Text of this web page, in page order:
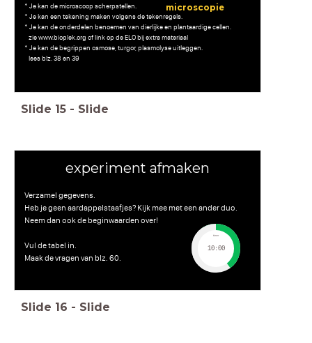
* Je kan de microscoop scherpstellen.
* Je kan een tekening maken volgens de tekenregels.
* Je kan de onderdelen benoemen van dierlijke en plantaardige cellen.
zie www.bioplek.org of link op de ELO bij extra materiaal
* Je kan de begrippen osmose, turgor, plasmolyse uitleggen.
lees blz. 38 en 39
microscopie
Slide 15 - Slide
experiment afmaken
Verzamel gegevens.
Heb je geen aardappelstaafjes? Kijk mee met een ander duo.
Neem dan ook de beginwaarden over!
Vul de tabel in.
Maak de vragen van blz. 60.
timer
10:00
Slide 16 - Slide